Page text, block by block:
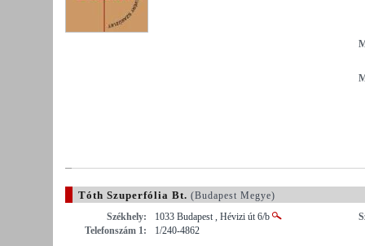
Tóth Szuperfólia Bt. (Budapest Megye)
Székhely:
1033 Budapest , Hévizi út 6/b
Telefonszám 1:
1/240-4862